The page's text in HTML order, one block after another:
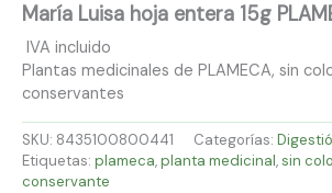
María Luisa hoja entera 15g
IVA incluido
Plantas medicinales de PLAMECA, sin
conservantes
SKU: 8435100800441 Categorías:
Etiquetas: plameca,planta medicinal,sin
conservante